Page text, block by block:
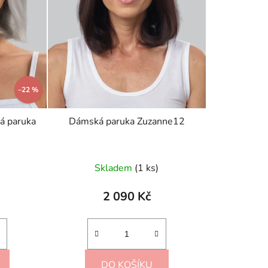
–22 %
paruka
Dámská paruka Zuzanne12
Skladem (1 ks)
2 090 Kč
DO KOŠÍKU